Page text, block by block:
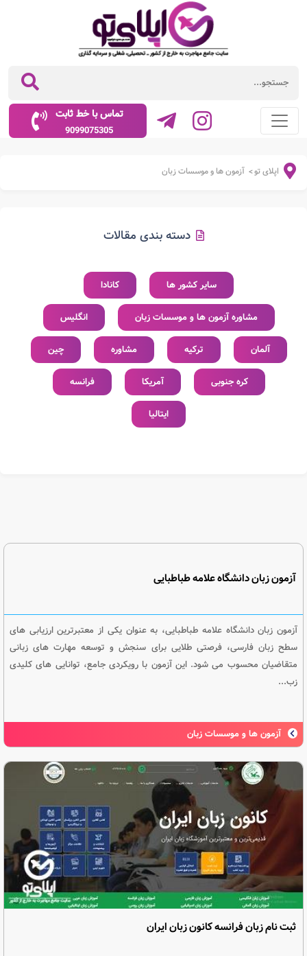
تماس با خط ثابت
9099075305
اپلای تو> آزمون ها و موسسات زبان
دسته بندی مقالات
سایر کشور ها کانادا
مشاوره آزمون ها و موسسات زبان انگلیس
آلمان ترکیه مشاوره چین
کره جنوبی آمریکا فرانسه
ایتالیا
آزمون زبان دانشگاه علامه طباطبایی
آزمون زبان دانشگاه علامه طباطبایی، به عنوان یکی از معتبرترین ارزیابی های
سطح زبان فارسی، فرصتی طلایی برای سنجش و توسعه مهارت های زبانی
متقاضیان محسوب می شود. این آزمون با رویکردی جامع، توانایی های کلیدی
زب...
آزمون ها و موسسات زبان
ثبت نام زبان فرانسه کانون زبان ایران